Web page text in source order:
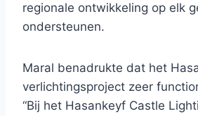
regionale ontwikkeling op elk
ondersteunen.
Maral benadrukte dat het
verlichtingsproject zeer
“Bij het Hasankeyf Castle